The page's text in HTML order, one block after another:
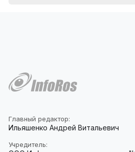
Главный редактор:
Ильяшенко Андрей Витальевич
Учредитель: